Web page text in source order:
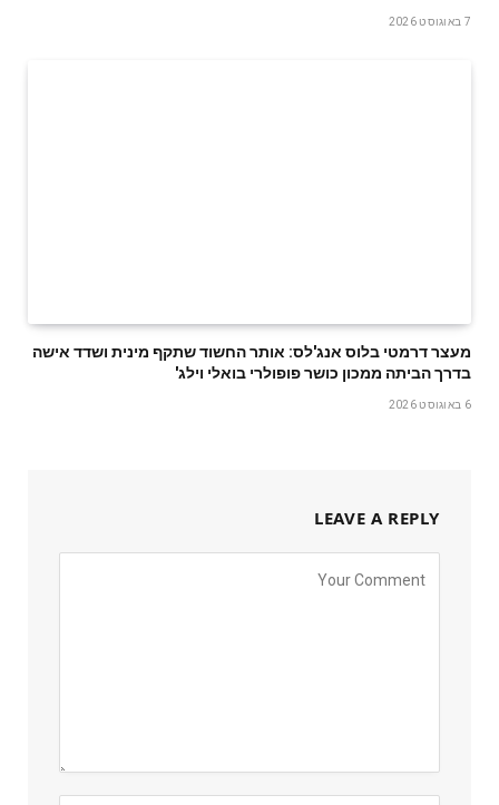
7 באוגוסט 2026
מעצר דרמטי בלוס אנג'לס: אותר החשוד שתקף מינית ושדד אישה
בדרך הביתה ממכון כושר פופולרי בואלי וילג'
6 באוגוסט 2026
LEAVE A REPLY